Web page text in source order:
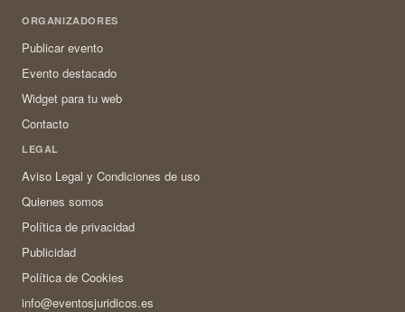
ORGANIZADORES
Publicar evento
Evento destacado
Widget para tu web
Contacto
LEGAL
Aviso Legal y Condiciones de uso
Quienes somos
Política de privacidad
Publicidad
Política de Cookies
info@eventosjuridicos.es